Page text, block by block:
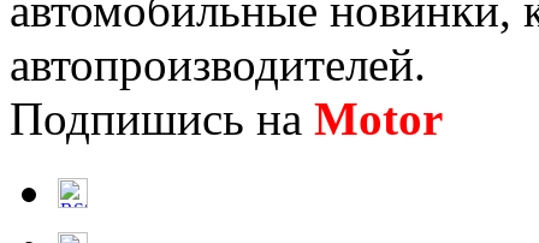
автомобильные новинки,
автопроизводителей.
Подпишись на Motor